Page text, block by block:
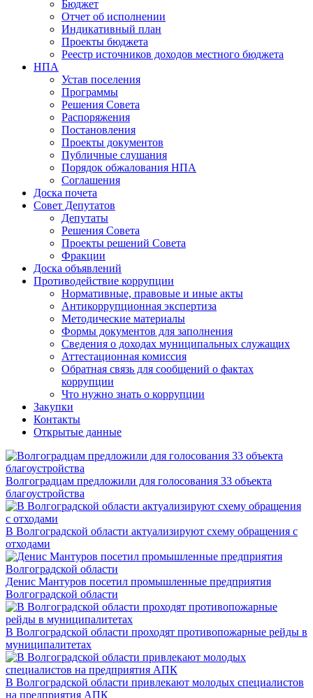
Бюджет
Отчет об исполнении
Индикативный план
Проекты бюджета
Реестр источников доходов местного бюджета
НПА
Устав поселения
Программы
Решения Совета
Распоряжения
Постановления
Проекты документов
Публичные слушания
Порядок обжалования НПА
Соглашения
Доска почета
Совет Депутатов
Депутаты
Решения Совета
Проекты решений Совета
Фракции
Доска объявлений
Противодействие коррупции
Нормативные, правовые и иные акты
Антикоррупционная экспертиза
Методические материалы
Формы документов для заполнения
Сведения о доходах муниципальных служащих
Аттестационная комиссия
Обратная связь для сообщений о фактах
коррупции
Что нужно знать о коррупции
Закупки
Контакты
Открытые данные
Волгоградцам предложили для голосования 33 объекта
благоустройства
В Волгоградской области актуализируют схему обращения с
отходами
Денис Мантуров посетил промышленные предприятия
Волгоградской области
В Волгоградской области проходят противопожарные рейды в
муниципалитетах
В Волгоградской области привлекают молодых специалистов
на предприятия АПК